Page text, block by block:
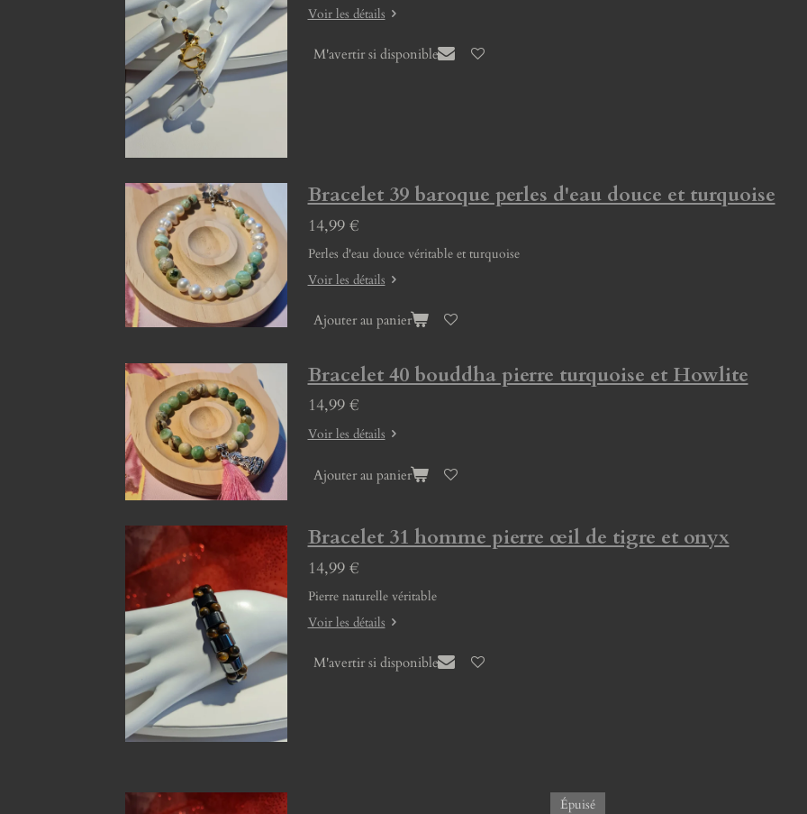
Voir les détails
M'avertir si disponible
Bracelet 39 baroque perles d'eau douce et turquoise
14,99 €
Perles d'eau douce véritable et turquoise
Voir les détails
Ajouter au panier
Bracelet 40 bouddha pierre turquoise et Howlite
14,99 €
Voir les détails
Ajouter au panier
Bracelet 31 homme pierre œil de tigre et onyx
14,99 €
Pierre naturelle véritable
Voir les détails
M'avertir si disponible
Épuisé